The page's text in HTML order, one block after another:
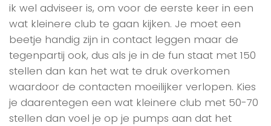
ik wel adviseer is, om voor de eerste keer in een
wat kleinere club te gaan kijken. Je moet een
beetje handig zijn in contact leggen maar de
tegenpartij ook, dus als je in de fun staat met 150
stellen dan kan het wat te druk overkomen
waardoor de contacten moeilijker verlopen. Kies
je daarentegen een wat kleinere club met 50-70
stellen dan voel je op je pumps aan dat het